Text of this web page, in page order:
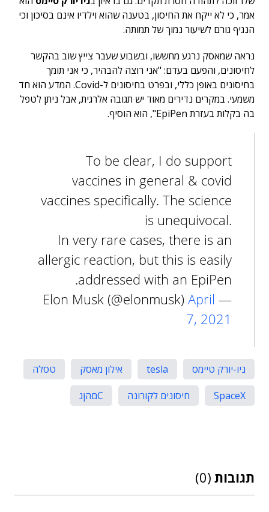
אמר, כי לא ייקח את החיסון, בטענה שהוא וילדיו אינם בסיכון וכי
הנגיף גורם לשיעור נמוך של תמותה.
נראה שמאסק נרגע מחששו, ובשבוע שעבר צייץ שוב בהקשר
לחיסונים, והפעם בעדם: "אני רוצה להבהיר, כי אני תומך
בחיסונים באופן כללי, ובפרט בחיסונים ל-Covid. המדע הוא חד
משמעי. במקרים נדירים מאוד יש תגובה אלרגית, אבל ניתן לטפל
בה בקלות בעזרת EpiPen", הוא הוסיף.
To be clear, I do support
vaccines in general & covid
vaccines specifically. The science
is unequivocal.
In very rare cases, there is an
allergic reaction, but this is easily
addressed with an EpiPen.
— Elon Musk (@elonmusk)
April
7, 2021
ניו-יורק טיימס tesla אילון מאסק
טסלה
SpaceX
חיסונים לקורונה Cםהןג
תגובות (0)